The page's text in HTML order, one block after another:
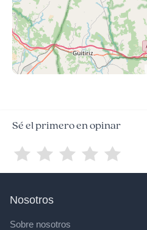
Sé el primero en opinar
Nosotros
Sobre nosotros